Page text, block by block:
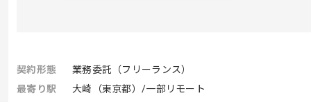
契約形態
業務委託（フリーランス）
最寄り駅
大崎（東京都）/一部リモート